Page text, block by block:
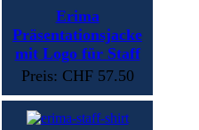
Erima
Präsentationsjacke
mit Logo für Staff
Preis: CHF 57.50